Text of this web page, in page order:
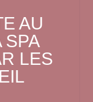
AU
SPA
LES